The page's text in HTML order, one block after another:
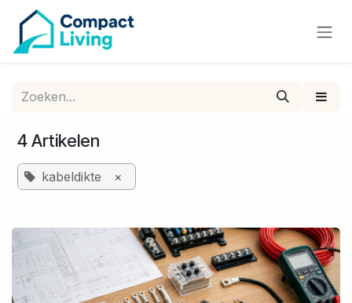
4 Artikelen
kabeldikte ×